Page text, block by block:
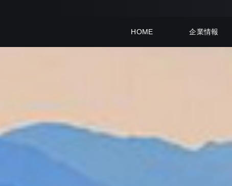
HOME 企業情報